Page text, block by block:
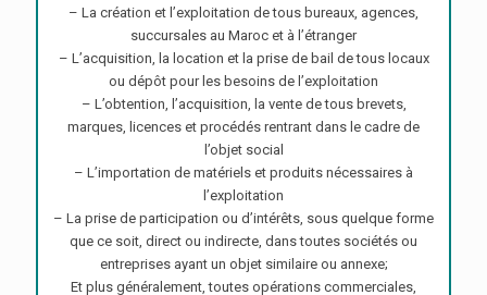
– La création et l’exploitation de tous bureaux, agences,
succursales au Maroc et à l’étranger
– L’acquisition, la location et la prise de bail de tous locaux
ou dépôt pour les besoins de l’exploitation
– L’obtention, l’acquisition, la vente de tous brevets,
marques, licences et procédés rentrant dans le cadre de
l’objet social
– L’importation de matériels et produits nécessaires à
l’exploitation
– La prise de participation ou d’intérêts, sous quelque forme
que ce soit, direct ou indirecte, dans toutes sociétés ou
entreprises ayant un objet similaire ou annexe;
Et plus généralement, toutes opérations commerciales,